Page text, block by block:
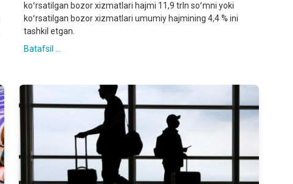
koʻrsatilgan bozor xizmatlari hajmi 11,9 trln soʻmni yoki
koʻrsatilgan bozor xizmatlari umumiy hajmining 4,4 % ini
tashkil etgan.
Batafsil ...